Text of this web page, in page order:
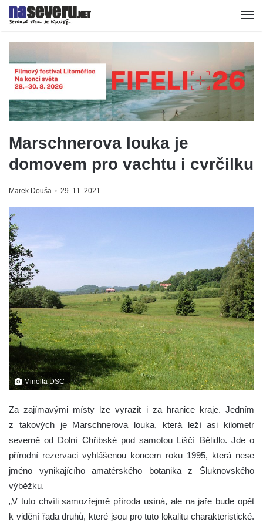
Marschnerova louka je
domovem pro vachtu i cvrčilku
Marek Douša 29. 11. 2021
Minolta DSC
Za zajímavými místy lze vyrazit i za hranice kraje. Jedním
z takových je Marschnerova louka, která leží asi kilometr
severně od Dolní Chřibské pod samotou Liščí Bělidlo. Jde o
přírodní rezervaci vyhlášenou koncem roku 1995, která nese
jméno vynikajícího amatérského botanika z Šluknovského
výběžku.
„V tuto chvíli samozřejmě příroda usíná, ale na jaře bude opět
k vidění řada druhů, které jsou pro tuto lokalitu charakteristické.